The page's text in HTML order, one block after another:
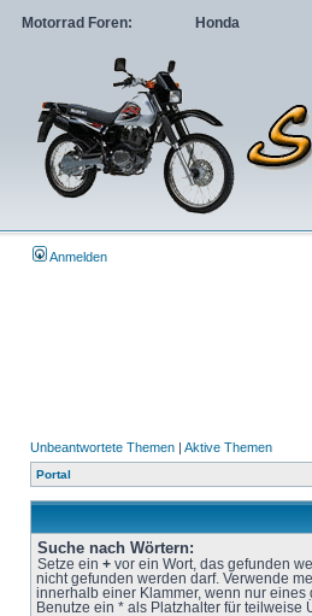
Motorrad Foren: Honda
Anmelden
Unbeantwortete Themen | Aktive Themen
Portal
Suche nach Wörtern:
Setze ein + vor ein Wort, das gefunden
nicht gefunden werden darf. Verwende
innerhalb einer Klammer, wenn nur eines
Benutze ein * als Platzhalter für teilweise